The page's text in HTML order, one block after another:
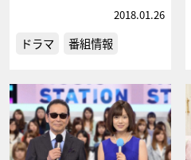
2018.01.26
ドラマ 番組情報